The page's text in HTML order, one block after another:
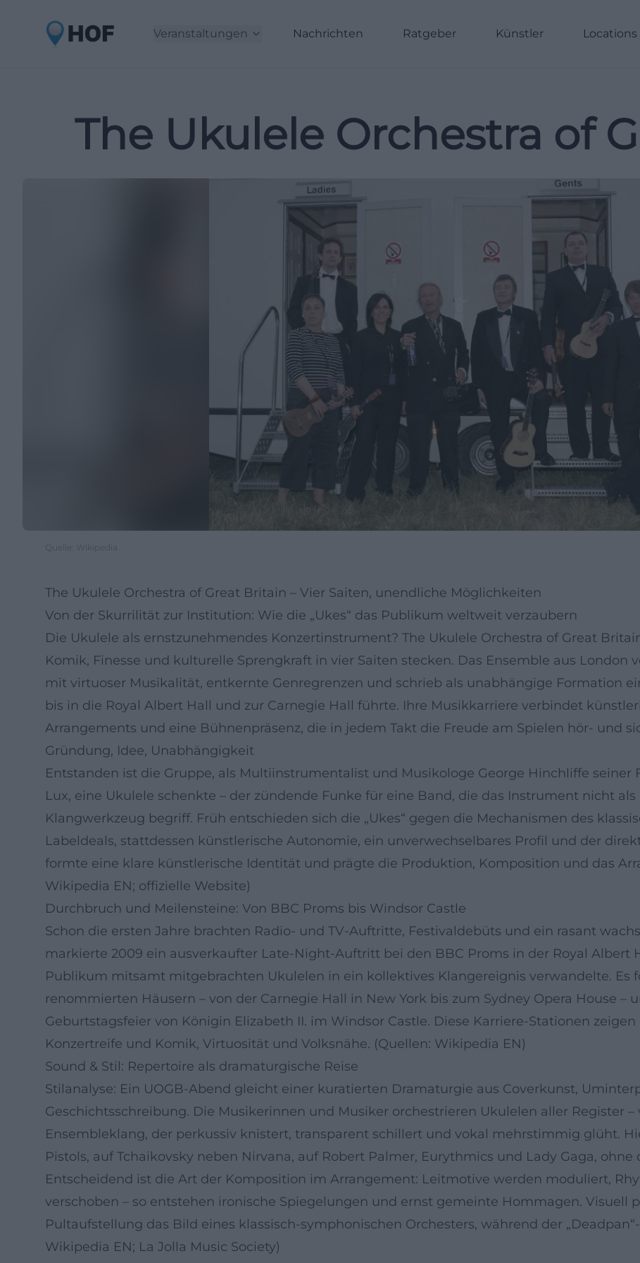
Veranstaltungen Nachrichten Ratgeber Künstler Locations
The Ukulele Orchestra of
Quelle: Wikipedia
The Ukulele Orchestra of Great Britain – Vier Saiten, unendliche Möglichkeiten
Von der Skurrilität zur Institution: Wie die „Ukes“ das Publikum weltweit verzaubern
Die Ukulele als ernstzunehmendes Konzertinstrument? The Ukulele Orchestra of Great
Komik, Finesse und kulturelle Sprengkraft in vier Saiten stecken. Das Ensemble aus
mit virtuoser Musikalität, entkernte Genregrenzen und schrieb als unabhängige Formation
bis in die Royal Albert Hall und zur Carnegie Hall führte. Ihre Musikkarriere verbindet
Arrangements und eine Bühnenpräsenz, die in jedem Takt die Freude am Spielen hör- und
Gründung, Idee, Unabhängigkeit
Entstanden ist die Gruppe, als Multiinstrumentalist und Musikologe George Hinchliffe seiner
Lux, eine Ukulele schenkte – der zündende Funke für eine Band, die das Instrument nicht als
Klangwerkzeug begriff. Früh entschieden sich die „Ukes“ gegen die Mechanismen des
Labeldeals, stattdessen künstlerische Autonomie, ein unverwechselbares Profil und der
formte eine klare künstlerische Identität und prägte die Produktion, Komposition und das
Wikipedia EN; offizielle Website)
Durchbruch und Meilensteine: Von BBC Proms bis Windsor Castle
Schon die ersten Jahre brachten Radio- und TV-Auftritte, Festivaldebüts und ein rasant
markierte 2009 ein ausverkaufter Late-Night-Auftritt bei den BBC Proms in der Royal Albert
Publikum mitsamt mitgebrachten Ukulelen in ein kollektives Klangereignis verwandelte. Es
renommierten Häusern – von der Carnegie Hall in New York bis zum Sydney Opera House –
Geburtstagsfeier von Königin Elizabeth II. im Windsor Castle. Diese Karriere-Stationen
Konzertreife und Komik, Virtuosität und Volksnähe. (Quellen: Wikipedia EN)
Sound & Stil: Repertoire als dramaturgische Reise
Stilanalyse: Ein UOGB-Abend gleicht einer kuratierten Dramaturgie aus Coverkunst,
Geschichtsschreibung. Die Musikerinnen und Musiker orchestrieren Ukulelen aller Register –
Ensembleklang, der perkussiv knistert, transparent schillert und vokal mehrstimmig glüht.
Pistols, auf Tchaikovsky neben Nirvana, auf Robert Palmer, Eurythmics und Lady Gaga,
Entscheidend ist die Art der Komposition im Arrangement: Leitmotive werden moduliert,
verschoben – so entstehen ironische Spiegelungen und ernst gemeinte Hommagen. Visuell
Pultaufstellung das Bild eines klassisch-symphonischen Orchesters, während der
Wikipedia EN; La Jolla Music Society)